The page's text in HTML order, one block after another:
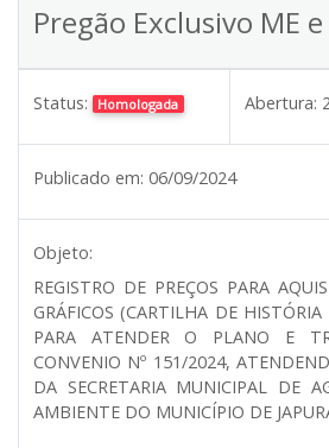
Pregão Exclusivo ME
Status: Homologada Abertura:
Publicado em: 06/09/2024
Objeto:
REGISTRO DE PREÇOS PARA
GRÁFICOS (CARTILHA DE
PARA ATENDER O PLANO E
CONVENIO Nº 151/2024,
DA SECRETARIA MUNICIPAL DE
AMBIENTE DO MUNICÍPIO DE